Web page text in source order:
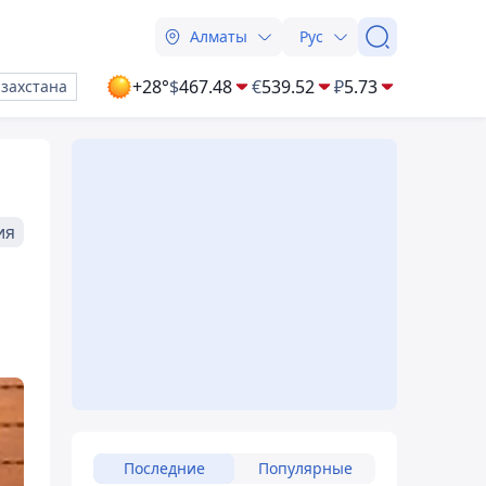
Алматы Рус
+28°$467.48 €539.52 ₽5.73
Последние Популярные